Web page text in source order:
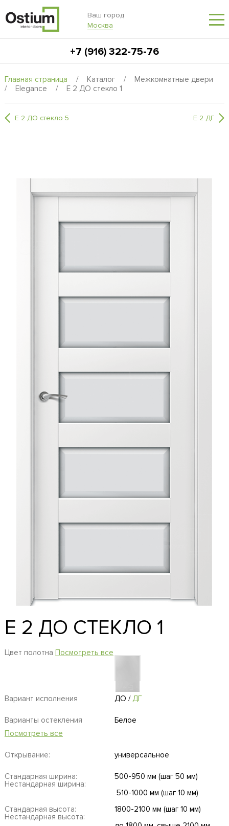
Ваш город
Москва
+7 (916) 322-75-76
Главная страница / Каталог /
Межкомнатные двери
/
Elegance / E 2 ДО стекло 1
E 2 ДО стекло 5 E 2 ДГ
E 2 ДО СТЕКЛО 1
Цвет полотна Посмотреть все
Вариант исполнения ДО /ДГ
Варианты остекления
Посмотреть все
Белое
Открывание: универсальное
Стандарная ширина:
500-950 мм (шаг 50 мм)
Нестандарная ширина:
510-1000 мм (шаг 10 мм)
Стандарная высота:
1800-2100 мм (шаг 10 мм)
Нестандарная высота: